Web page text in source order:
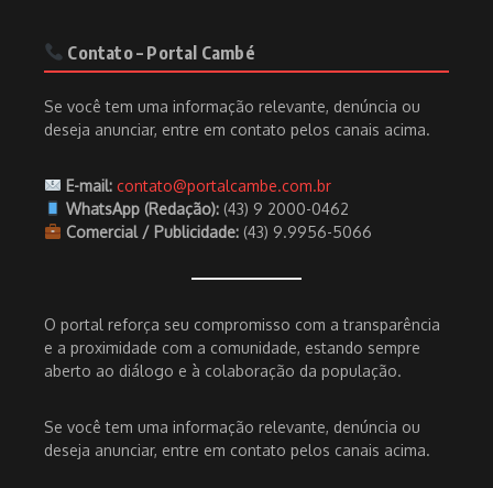
Contato – Portal Cambé
Se você tem uma informação relevante, denúncia ou
deseja anunciar, entre em contato pelos canais acima.
E-mail: contato@portalcambe.com.br
WhatsApp (Redação):(43) 9 2000-0462
Comercial / Publicidade:(43) 9.9956-5066
O portal reforça seu compromisso com a transparência
e a proximidade com a comunidade, estando sempre
aberto ao diálogo e à colaboração da população.
Se você tem uma informação relevante, denúncia ou
deseja anunciar, entre em contato pelos canais acima.